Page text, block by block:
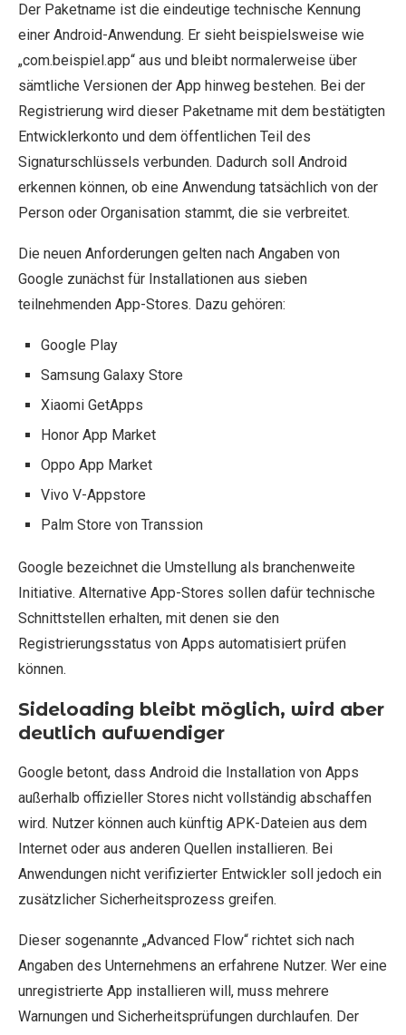
Der Paketname ist die eindeutige technische Kennung
einer Android-Anwendung. Er sieht beispielsweise wie
„com.beispiel.app“ aus und bleibt normalerweise über
sämtliche Versionen der App hinweg bestehen. Bei der
Registrierung wird dieser Paketname mit dem bestätigten
Entwicklerkonto und dem öffentlichen Teil des
Signaturschlüssels verbunden. Dadurch soll Android
erkennen können, ob eine Anwendung tatsächlich von der
Person oder Organisation stammt, die sie verbreitet.
Die neuen Anforderungen gelten nach Angaben von
Google zunächst für Installationen aus sieben
teilnehmenden App-Stores. Dazu gehören:
Google Play
Samsung Galaxy Store
Xiaomi GetApps
Honor App Market
Oppo App Market
Vivo V-Appstore
Palm Store von Transsion
Google bezeichnet die Umstellung als branchenweite
Initiative. Alternative App-Stores sollen dafür technische
Schnittstellen erhalten, mit denen sie den
Registrierungsstatus von Apps automatisiert prüfen
können.
Sideloading bleibt möglich, wird aber
deutlich aufwendiger
Google betont, dass Android die Installation von Apps
außerhalb offizieller Stores nicht vollständig abschaffen
wird. Nutzer können auch künftig APK-Dateien aus dem
Internet oder aus anderen Quellen installieren. Bei
Anwendungen nicht verifizierter Entwickler soll jedoch ein
zusätzlicher Sicherheitsprozess greifen.
Dieser sogenannte „Advanced Flow“ richtet sich nach
Angaben des Unternehmens an erfahrene Nutzer. Wer eine
unregistrierte App installieren will, muss mehrere
Warnungen und Sicherheitsprüfungen durchlaufen. Der